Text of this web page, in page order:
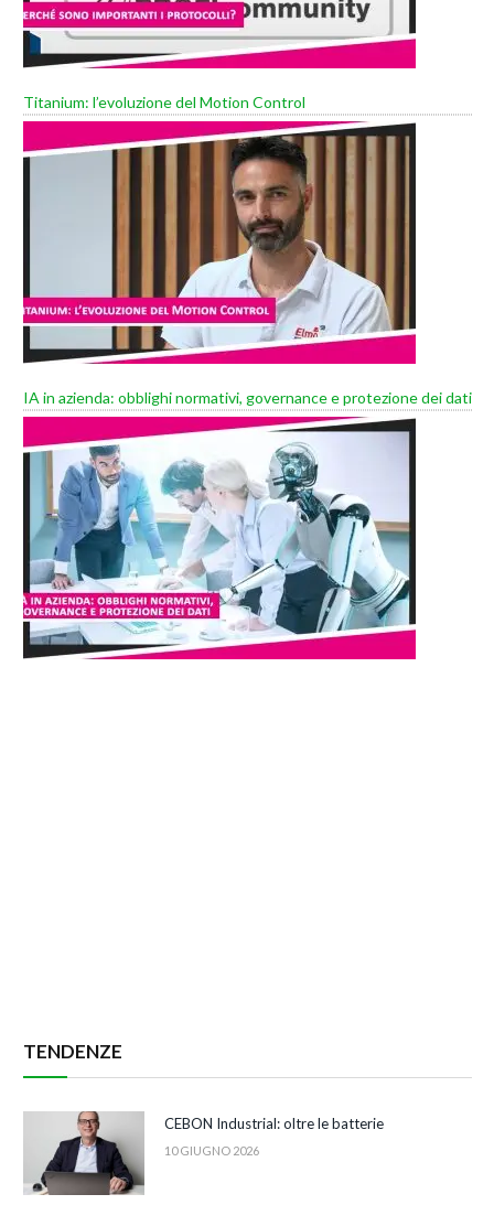
Titanium: l’evoluzione del Motion Control
IA in azienda: obblighi normativi, governance e protezione dei dati
TENDENZE
CEBON Industrial: oltre le batterie
10 GIUGNO 2026